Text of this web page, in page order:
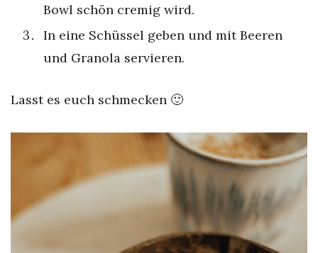
Bowl schön cremig wird.
In eine Schüssel geben und mit Beeren
und Granola servieren.
Lasst es euch schmecken 🙂